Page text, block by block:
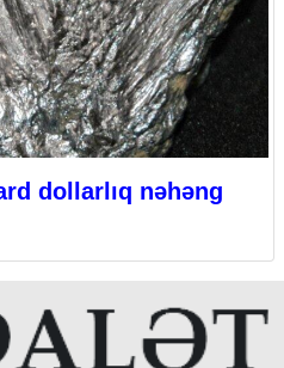
dollarlıq nəhəng